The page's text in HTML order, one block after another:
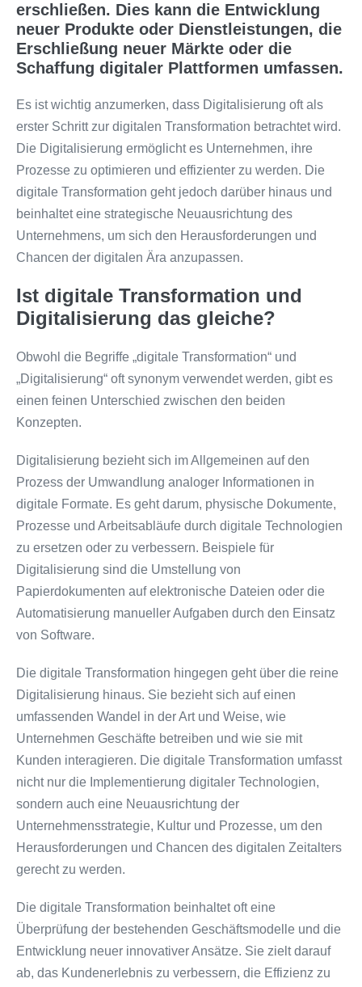
erschließen. Dies kann die Entwicklung
neuer Produkte oder Dienstleistungen, die
Erschließung neuer Märkte oder die
Schaffung digitaler Plattformen umfassen.
Es ist wichtig anzumerken, dass Digitalisierung oft als
erster Schritt zur digitalen Transformation betrachtet wird.
Die Digitalisierung ermöglicht es Unternehmen, ihre
Prozesse zu optimieren und effizienter zu werden. Die
digitale Transformation geht jedoch darüber hinaus und
beinhaltet eine strategische Neuausrichtung des
Unternehmens, um sich den Herausforderungen und
Chancen der digitalen Ära anzupassen.
Ist digitale Transformation und
Digitalisierung das gleiche?
Obwohl die Begriffe „digitale Transformation“ und
„Digitalisierung“ oft synonym verwendet werden, gibt es
einen feinen Unterschied zwischen den beiden
Konzepten.
Digitalisierung bezieht sich im Allgemeinen auf den
Prozess der Umwandlung analoger Informationen in
digitale Formate. Es geht darum, physische Dokumente,
Prozesse und Arbeitsabläufe durch digitale Technologien
zu ersetzen oder zu verbessern. Beispiele für
Digitalisierung sind die Umstellung von
Papierdokumenten auf elektronische Dateien oder die
Automatisierung manueller Aufgaben durch den Einsatz
von Software.
Die digitale Transformation hingegen geht über die reine
Digitalisierung hinaus. Sie bezieht sich auf einen
umfassenden Wandel in der Art und Weise, wie
Unternehmen Geschäfte betreiben und wie sie mit
Kunden interagieren. Die digitale Transformation umfasst
nicht nur die Implementierung digitaler Technologien,
sondern auch eine Neuausrichtung der
Unternehmensstrategie, Kultur und Prozesse, um den
Herausforderungen und Chancen des digitalen Zeitalters
gerecht zu werden.
Die digitale Transformation beinhaltet oft eine
Überprüfung der bestehenden Geschäftsmodelle und die
Entwicklung neuer innovativer Ansätze. Sie zielt darauf
ab, das Kundenerlebnis zu verbessern, die Effizienz zu